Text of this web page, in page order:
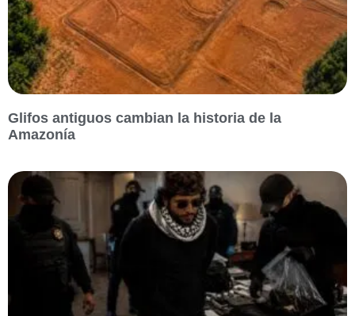
Glifos antiguos cambian la historia de la
Amazonía